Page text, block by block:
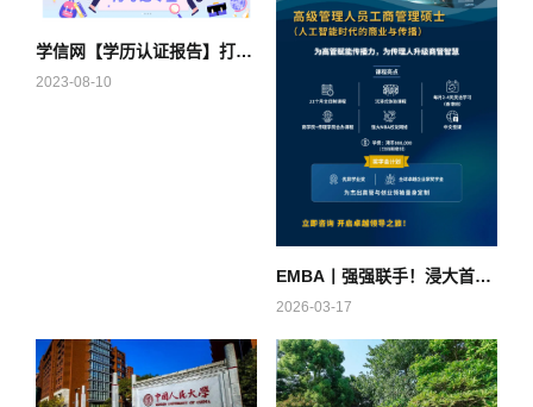
学信网【学历认证报告】打印流程！EMBA考生必读
2023-08-10
EMBA丨强强联手！浸大首届“商业 x 传播”EMBA现正招生
2026-03-17